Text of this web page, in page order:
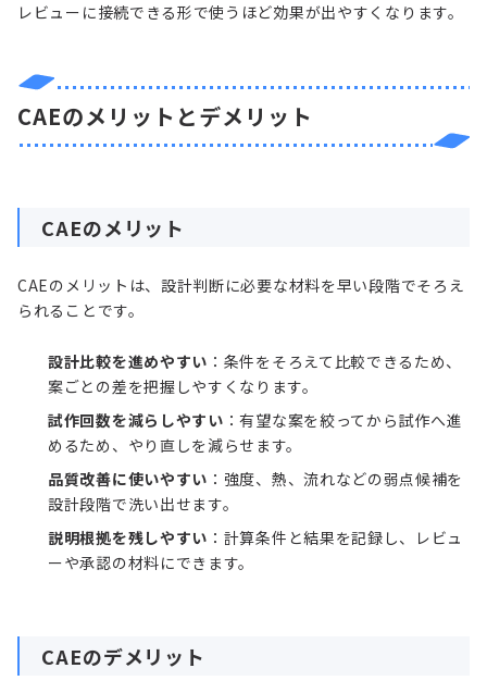
レビューに接続できる形で使うほど効果が出やすくなります。
CAEのメリットとデメリット
CAEのメリット
CAEのメリットは、設計判断に必要な材料を早い段階でそろえ
られることです。
設計比較を進めやすい ：条件をそろえて比較できるため、
案ごとの差を把握しやすくなります。
試作回数を減らしやすい ：有望な案を絞ってから試作へ進
めるため、やり直しを減らせます。
品質改善に使いやすい ：強度、熱、流れなどの弱点候補を
設計段階で洗い出せます。
説明根拠を残しやすい ：計算条件と結果を記録し、レビュ
ーや承認の材料にできます。
CAEのデメリット